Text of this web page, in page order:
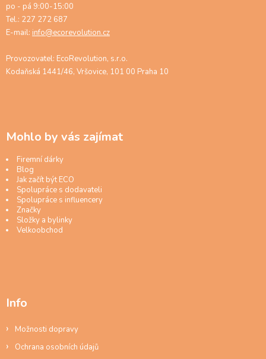
po - pá 9:00-15:00
Tel.: 227 272 687
E-mail: info@ecorevolution.cz
Provozovatel: EcoRevolution, s.r.o.
Kodaňská 1441/46, Vršovice, 101 00 Praha 10
Mohlo by vás zajímat
Firemní dárky
Blog
Jak začít být ECO
Spolupráce s dodavateli
Spolupráce s influencery
Značky
Složky a bylinky
Velkoobchod
Info
Možnosti dopravy
Ochrana osobních údajů